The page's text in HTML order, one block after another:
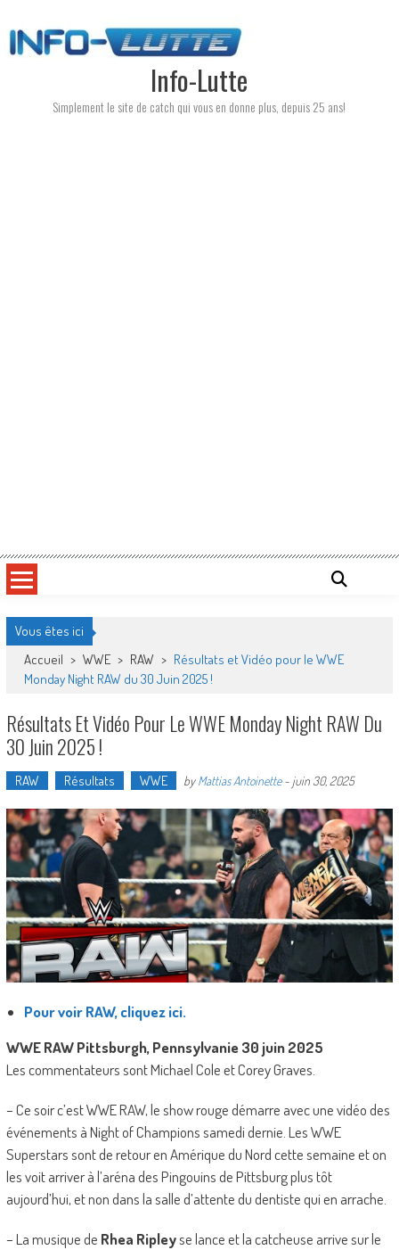
to
content
Info-Lutte
Simplement le site de catch qui vous en donne plus, depuis 25 ans!
Vous êtes ici
Accueil > WWE > RAW > Résultats et Vidéo pour le WWE
Monday Night RAW du 30 Juin 2025 !
Résultats Et Vidéo Pour Le WWE Monday Night RAW Du
30 Juin 2025 !
RAW Résultats WWE byMattias Antoinette- juin 30, 2025
Pour voir RAW, cliquez ici.
WWE RAW Pittsburgh, Pennsylvanie 30 juin 2025
Les commentateurs sont Michael Cole et Corey Graves.
– Ce soir c’est WWE RAW, le show rouge démarre avec une vidéo des
événements à Night of Champions samedi dernie. Les WWE
Superstars sont de retour en Amérique du Nord cette semaine et on
les voit arriver à l’aréna des Pingouins de Pittsburg plus tôt
aujourd’hui, et non dans la salle d’attente du dentiste qui en arrache.
– La musique de Rhea Ripleyse lance et la catcheuse arrive sur le